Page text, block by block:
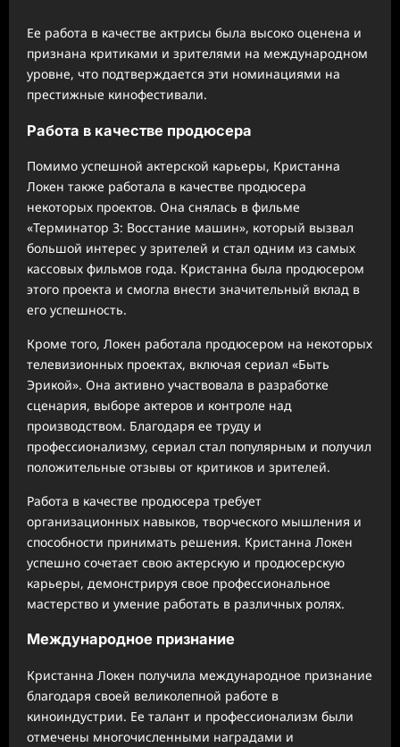
Ее работа в качестве актрисы была высоко оценена и
признана критиками и зрителями на международном
уровне, что подтверждается эти номинациями на
престижные кинофестивали.
Работа в качестве продюсера
Помимо успешной актерской карьеры, Кристанна
Локен также работала в качестве продюсера
некоторых проектов. Она снялась в фильме
«Терминатор 3: Восстание машин», который вызвал
большой интерес у зрителей и стал одним из самых
кассовых фильмов года. Кристанна была продюсером
этого проекта и смогла внести значительный вклад в
его успешность.
Кроме того, Локен работала продюсером на некоторых
телевизионных проектах, включая сериал «Быть
Эрикой». Она активно участвовала в разработке
сценария, выборе актеров и контроле над
производством. Благодаря ее труду и
профессионализму, сериал стал популярным и получил
положительные отзывы от критиков и зрителей.
Работа в качестве продюсера требует
организационных навыков, творческого мышления и
способности принимать решения. Кристанна Локен
успешно сочетает свою актерскую и продюсерскую
карьеры, демонстрируя свое профессиональное
мастерство и умение работать в различных ролях.
Международное признание
Кристанна Локен получила международное признание
благодаря своей великолепной работе в
киноиндустрии. Ее талант и профессионализм были
отмечены многочисленными наградами и